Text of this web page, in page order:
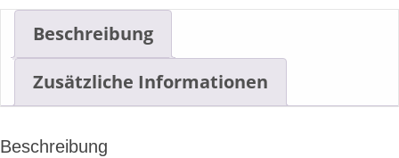
Beschreibung
Zusätzliche Informationen
Beschreibung